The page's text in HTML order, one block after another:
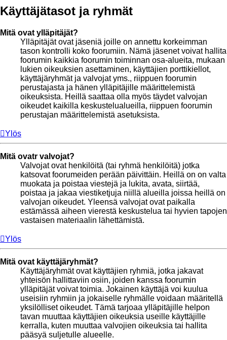
Käyttäjätasot ja ryhmät
Mitä ovat ylläpitäjät?
Ylläpitäjät ovat jäseniä joille on annettu korkeimman
tason kontrolli koko foorumiin. Nämä jäsenet voivat hallita
foorumin kaikkia foorumin toiminnan osa-alueita, mukaan
lukien oikeuksien asettaminen, käyttäjien porttikiellot,
käyttäjäryhmät ja valvojat yms., riippuen foorumin
perustajasta ja hänen ylläpitäjille määrittelemistä
oikeuksista. Heillä saattaa olla myös täydet valvojan
oikeudet kaikilla keskustelualueilla, riippuen foorumin
perustajan määrittelemistä asetuksista.
Ylös
Mitä ovatr valvojat?
Valvojat ovat henkilöitä (tai ryhmä henkilöitä) jotka
katsovat foorumeiden perään päivittäin. Heillä on on valta
muokata ja poistaa viestejä ja lukita, avata, siirtää,
poistaa ja jakaa viestiketjuja niillä alueilla joissa heillä on
valvojan oikeudet. Yleensä valvojat ovat paikalla
estämässä aiheen vierestä keskustelua tai hyvien tapojen
vastaisen materiaalin lähettämistä.
Ylös
Mitä ovat käyttäjäryhmät?
Käyttäjäryhmät ovat käyttäjien ryhmiä, jotka jakavat
yhteisön hallittaviin osiin, joiden kanssa foorumin
ylläpitäjät voivat toimia. Jokainen käyttäjä voi kuulua
useisiin ryhmiin ja jokaiselle ryhmälle voidaan määritellä
yksilölliset oikeudet. Tämä tarjoaa ylläpitäjille helpon
tavan muuttaa käyttäjien oikeuksia useille käyttäjille
kerralla, kuten muuttaa valvojien oikeuksia tai hallita
pääsyä suljetulle alueelle.